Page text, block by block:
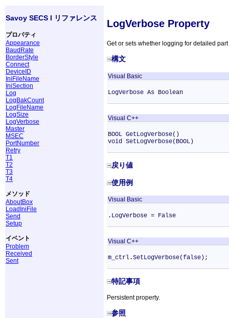
Savoy SECS I リファレンス
プロパティ
Appearance
BaudRate
BorderStyle
Connect
DeviceID
IniFileName
IniSection
Log
LogBakCount
LogFileName
LogSize
LogVerbose
Master
MSEC
PortNumber
Retry
T1
T2
T3
T4
メソッド
AboutBox
LoadIniFile
Send
Setup
イベント
Problem
Received
Sent
LogVerbose Property
Get or sets whether logging for detailed
構文
Visual Basic
LogVerbose As Boolean
Visual C++
BOOL GetLogVerbose()
void SetLogVerbose(BOOL)
戻り値
使用例
Visual Basic
.LogVerbose = False
Visual C++
m_ctrl.SetLogVerbose(false);
特記事項
Persistent property.
参照